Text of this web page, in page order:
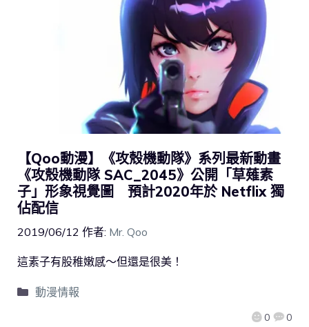
【Qoo動漫】《攻殼機動隊》系列最新動畫
《攻殼機動隊 SAC_2045》公開「草薙素
子」形象視覺圖 預計2020年於 Netflix 獨
佔配信
2019/06/12 作者: Mr. Qoo
0 0
這素子有股稚嫩感～但還是很美！
動漫情報